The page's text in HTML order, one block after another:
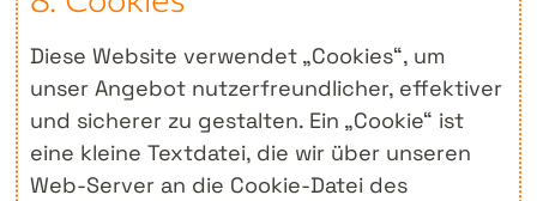
Diese Website verwendet „Cookies“, um
unser Angebot nutzerfreundlicher, effektiver
und sicherer zu gestalten. Ein „Cookie“ ist
eine kleine Textdatei, die wir über unseren
Web-Server an die Cookie-Datei des